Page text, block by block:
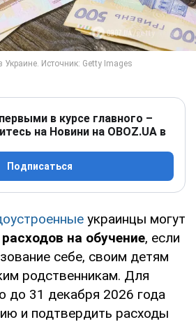
в курсе главного –
на Новини на OBOZ.UA в
Подписаться
украинцы могут
на обучение, если
себе, своим детям
родственникам. Для
до 31 декабря 2026 года
и подтвердить расходы